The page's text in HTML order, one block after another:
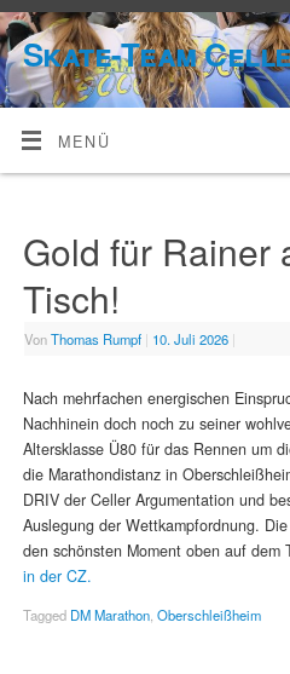
Skate-Team
MENÜ
Gold für Rainer
Tisch!
VonThomas Rumpf | 10. Juli 2026 |
Nach mehrfachen energischen
Nachhinein doch noch zu seiner
Altersklasse Ü80 für das Rennen um
die Marathondistanz in
DRIV der Celler Argumentation und
Auslegung der Wettkampfordnung.
den schönsten Moment oben auf dem
in der CZ.
Tagged DM Marathon, Oberschleißheim